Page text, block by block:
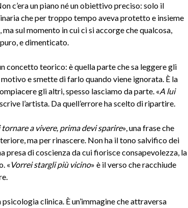
c’era un piano né un obiettivo preciso: solo il
che per troppo tempo aveva protetto e insieme
sul momento in cui ci si accorge che qualcosa,
e dimenticato.
concetto teorico: è quella parte che sa leggere gli
e smette di farlo quando viene ignorata. È la
gli altri, spesso lasciamo da parte. «A lui
l’artista. Da quell’errore ha scelto di ripartire.
tornare a vivere, prima devi sparire», una frase che
ma per rinascere. Non ha il tono salvifico dei
presa di coscienza da cui fiorisce consapevolezza, la
« Vorrei stargli più vicino» è il verso che racchiude
clinica. È un’immagine che attraversa